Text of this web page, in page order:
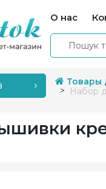
О нас
Товары
Набор